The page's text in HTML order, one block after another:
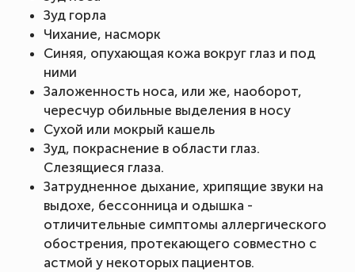
Зуд горла
Чихание, насморк
Синяя, опухающая кожа вокруг глаз и под
ними
Заложенность носа, или же, наоборот,
чересчур обильные выделения в носу
Сухой или мокрый кашель
Зуд, покраснение в области глаз.
Слезящиеся глаза.
Затрудненное дыхание, хрипящие звуки на
выдохе, бессонница и одышка -
отличительные симптомы аллергического
обострения, протекающего совместно с
астмой у некоторых пациентов.